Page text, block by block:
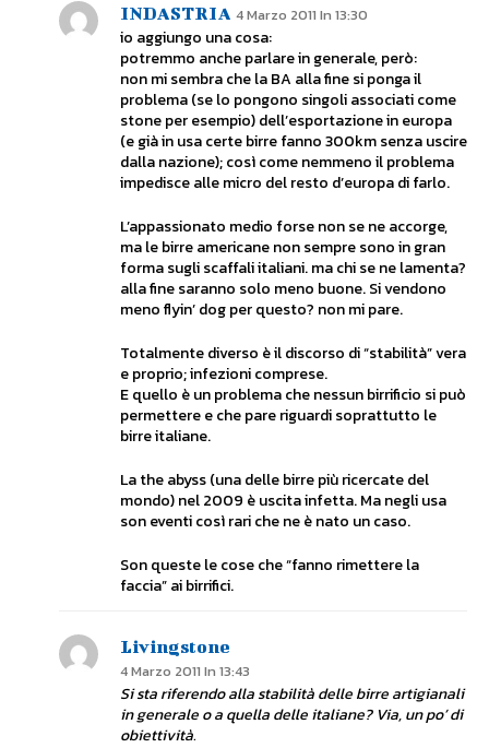
INDASTRIA 4 Marzo 2011 In 13:30
io aggiungo una cosa:
potremmo anche parlare in generale, però:
non mi sembra che la BA alla fine si ponga il
problema (se lo pongono singoli associati come
stone per esempio) dell’esportazione in europa
(e già in usa certe birre fanno 300km senza uscire
dalla nazione); così come nemmeno il problema
impedisce alle micro del resto d’europa di farlo.
L’appassionato medio forse non se ne accorge,
ma le birre americane non sempre sono in gran
forma sugli scaffali italiani. ma chi se ne lamenta?
alla fine saranno solo meno buone. Si vendono
meno flyin’ dog per questo? non mi pare.
Totalmente diverso è il discorso di “stabilità” vera
e proprio; infezioni comprese.
E quello è un problema che nessun birrificio si può
permettere e che pare riguardi soprattutto le
birre italiane.
La the abyss (una delle birre più ricercate del
mondo) nel 2009 è uscita infetta. Ma negli usa
son eventi così rari che ne è nato un caso.
Son queste le cose che “fanno rimettere la
faccia” ai birrifici.
Livingstone
4 Marzo 2011 In 13:43
Si sta riferendo alla stabilità delle birre artigianali
in generale o a quella delle italiane? Via, un po’ di
obiettività.